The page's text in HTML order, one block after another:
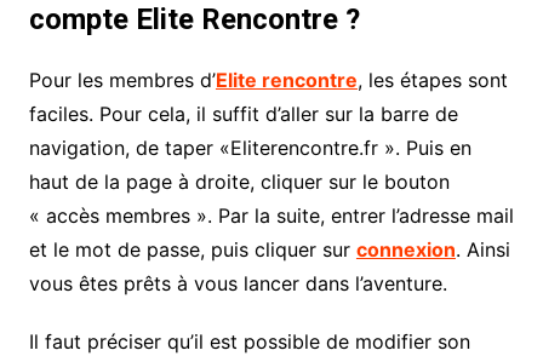
compte Elite Rencontre ?
Pour les membres d’Elite rencontre, les étapes sont
faciles. Pour cela, il suffit d’aller sur la barre de
navigation, de taper «Eliterencontre.fr ». Puis en
haut de la page à droite, cliquer sur le bouton
« accès membres ». Par la suite, entrer l’adresse mail
et le mot de passe, puis cliquer sur connexion. Ainsi
vous êtes prêts à vous lancer dans l’aventure.
Il faut préciser qu’il est possible de modifier son